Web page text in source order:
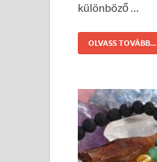
különböző …
OLVASS TOVÁBB...